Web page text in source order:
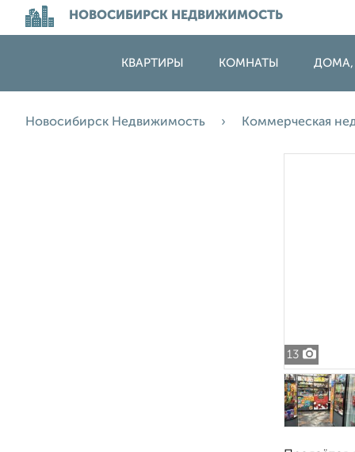
НОВОСИБИРСК НЕДВИЖИМОСТЬ
КВАРТИРЫ КОМНАТЫ ДОМА,
Новосибирск Недвижимость Коммерческая
13